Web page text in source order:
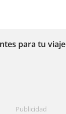
para tu viaje
Publicidad